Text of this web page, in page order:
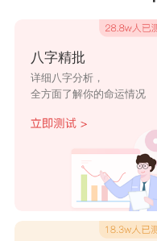
许芩雀
许湄欣
许莉苹 许秀安
许盟婕
许佩沂
许雪琳
八字精批
详细八字分析，
全方面了解你的命运情况